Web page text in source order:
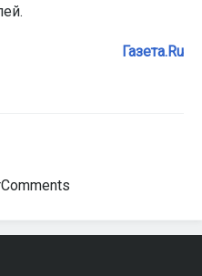
Газета.Ru